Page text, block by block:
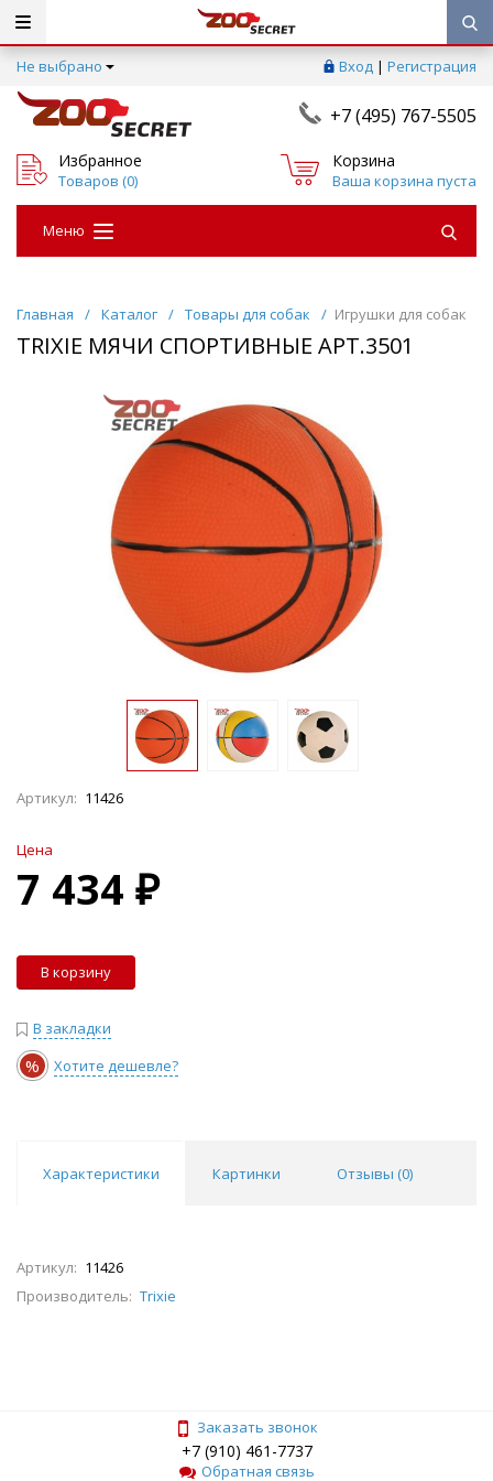
Не выбрано Вход | Регистрация
+7 (495) 767-5505
Избранное
Товаров (0)
Корзина
Ваша корзина пуста
Меню
Главная / Каталог / Товары для собак / Игрушки для собак
TRIXIE МЯЧИ СПОРТИВНЫЕ АРТ.3501
Артикул: 11426
Цена
7 434 ₽
В корзину
В закладки
% Хотите дешевле?
Характеристики Картинки Отзывы (0)
Артикул: 11426
Производитель: Trixie
Заказать звонок
+7 (910) 461-7737
Обратная связь